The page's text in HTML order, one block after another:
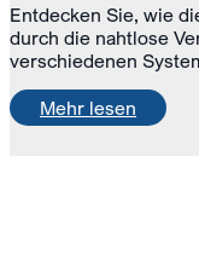
Entdecken Sie, wie
durch die nahtlose
verschiedenen
Mehr lesen